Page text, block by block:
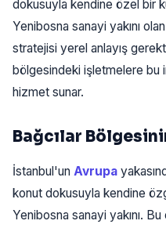
dokusuyla kendine özel bir
Yenibosna sanayi yakını
stratejisi yerel anlayış
bölgesindeki işletmelere
hizmet sunar.
Bağcılar
İstanbul'un Avrupa
konut dokusuyla kendine
Yenibosna sanayi yakını.